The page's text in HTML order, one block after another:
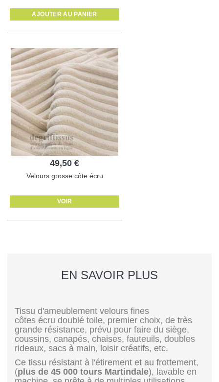
AJOUTER AU PANIER
49,50 €
Velours grosse côte écru
VOIR
EN SAVOIR PLUS
Tissu d'ameublement velours fines
côtes écru doublé toile, premier choix, de très
grande résistance, prévu pour faire du siège,
coussins, canapés, chaises, fauteuils, doubles
rideaux, sacs à main, loisir créatifs, etc.
Ce tissu résistant à l'étirement et au frottement,
(plus de 45 000 tours Martindale), lavable en